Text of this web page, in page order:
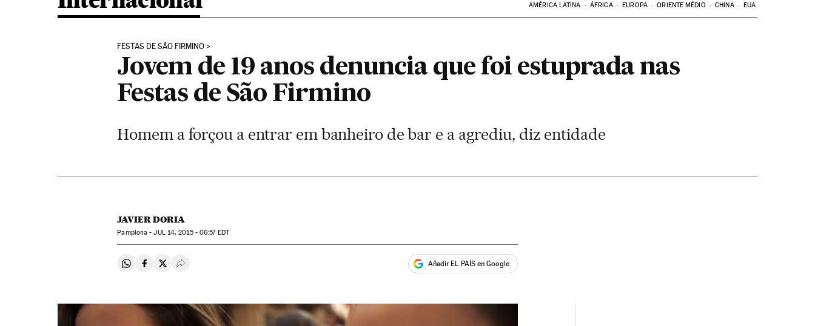
AMÉRICA LATINA ÁFRICA EUROPA ORIENTE MÉDIO CHINA EUA
FESTAS DE SÃO FIRMINO
Jovem de 19 anos denuncia que foi estuprada nas
Festas de São Firmino
Homem a forçou a entrar em banheiro de bar e a agrediu, diz entidade
JAVIER DORIA
Pamplona -JUL14, 2015 - 06:57EDT
Compartir en Whatsapp
Compartir en Facebook
Compartir en Twitter
Desplegar Redes Sociales Añadir EL PAÍS en Google